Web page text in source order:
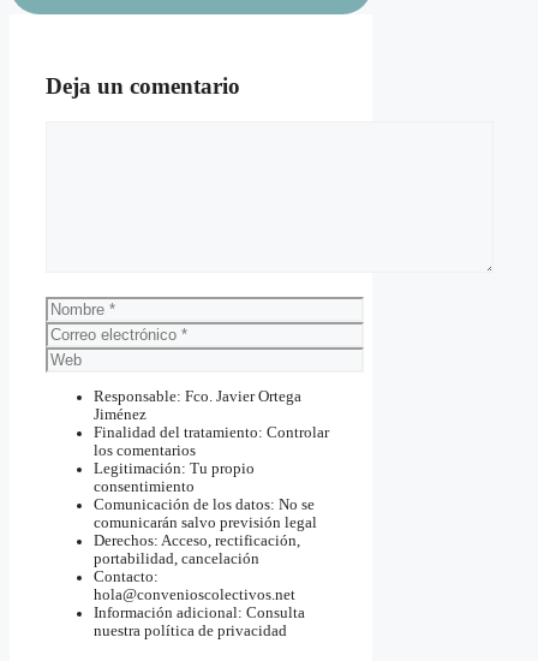
Deja un comentario
Nombre
Correo
electrónico
Web
Responsable: Fco. Javier Ortega
Jiménez
Finalidad del tratamiento: Controlar
los comentarios
Legitimación: Tu propio
consentimiento
Comunicación de los datos: No se
comunicarán salvo previsión legal
Derechos: Acceso, rectificación,
portabilidad, cancelación
Contacto:
hola@convenioscolectivos.net
Información adicional: Consulta
nuestra política de privacidad